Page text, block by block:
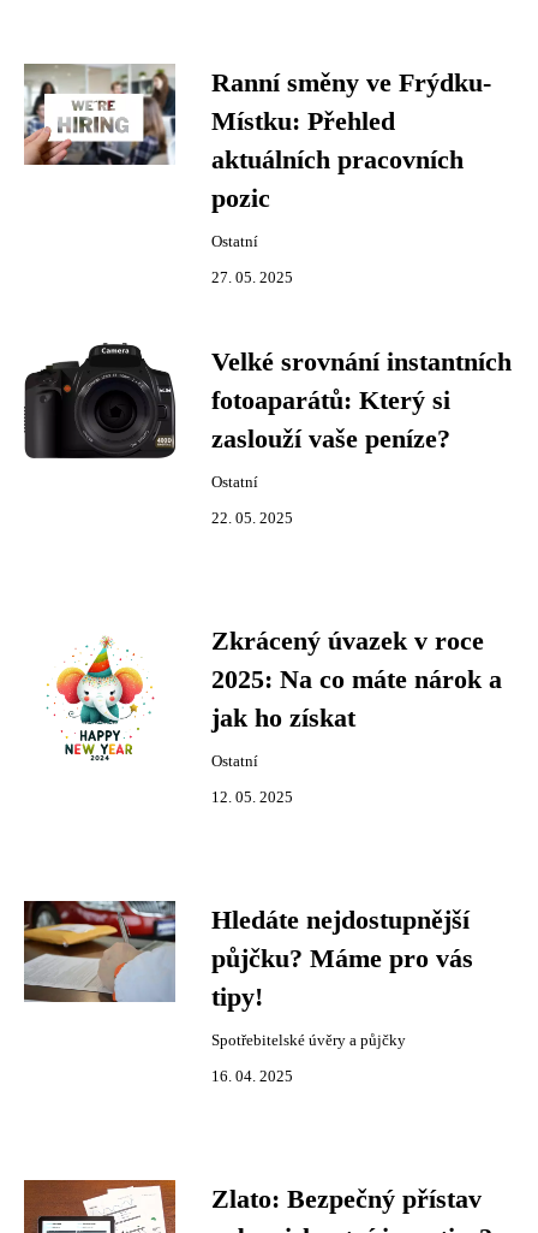
Ranní směny ve Frýdku-
Místku: Přehled
aktuálních pracovních
pozic
Ostatní
27. 05. 2025
Velké srovnání instantních
fotoaparátů: Který si
zaslouží vaše peníze?
Ostatní
22. 05. 2025
Zkrácený úvazek v roce
2025: Na co máte nárok a
jak ho získat
Ostatní
12. 05. 2025
Hledáte nejdostupnější
půjčku? Máme pro vás
tipy!
Spotřebitelské úvěry a půjčky
16. 04. 2025
Zlato: Bezpečný přístav